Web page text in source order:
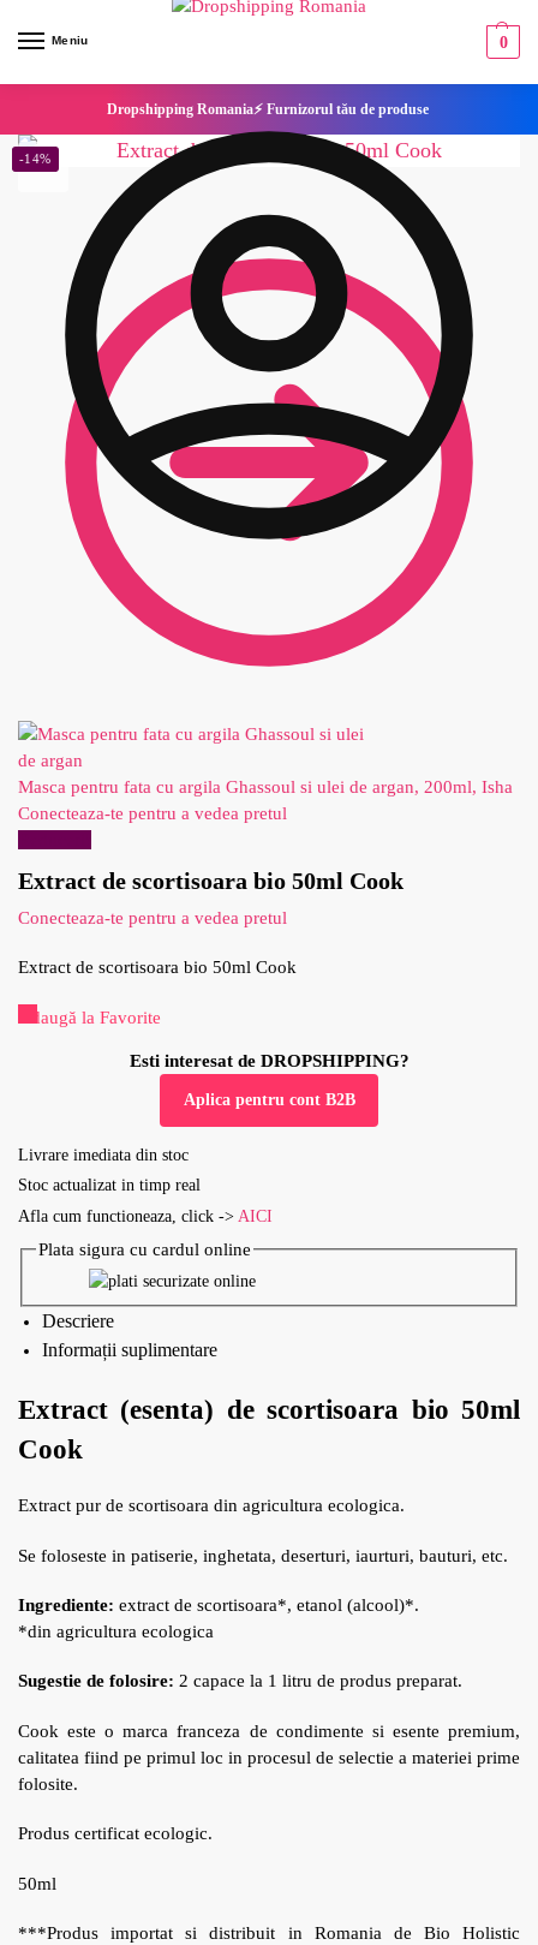
Meniu 0
Dropshipping Romania⚡ Furnizorul tău de produse
Masca pentru fata cu argila Ghassoul si ulei de argan, 200ml, Isha
Conecteaza-te pentru a vedea pretul
Extract de scortisoara bio 50ml Cook
Conecteaza-te pentru a vedea pretul
-14%
Extract de scortisoara bio 50ml Cook
Adaugă la Favorite
Esti interesat de DROPSHIPPING?
Aplica pentru cont B2B
Livrare imediata din stoc
Stoc actualizat in timp real
Afla cum functioneaza, click -> AICI
Plata sigura cu cardul online
Descriere
Informații suplimentare
Extract (esenta) de scortisoara bio 50ml
Cook
Extract pur de scortisoara din agricultura ecologica.
Se foloseste in patiserie, inghetata, deserturi, iaurturi, bauturi, etc.
Ingrediente: extract de scortisoara*, etanol (alcool)*.
*din agricultura ecologica
Sugestie de folosire: 2 capace la 1 litru de produs preparat.
Cook este o marca franceza de condimente si esente premium,
calitatea fiind pe primul loc in procesul de selectie a materiei prime
folosite.
Produs certificat ecologic.
50ml
***Produs importat si distribuit in Romania de Bio Holistic